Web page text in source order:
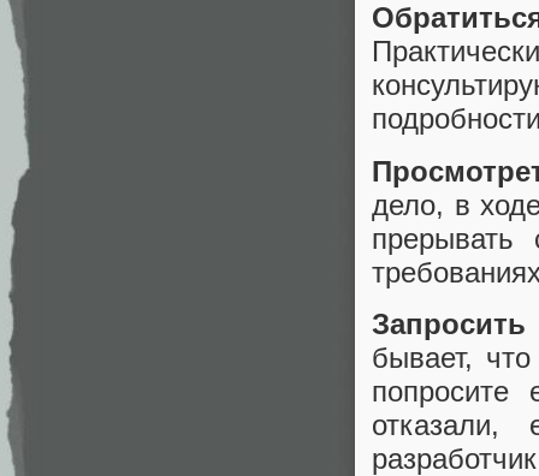
дело, в
прерывать
бывает,
отказали,